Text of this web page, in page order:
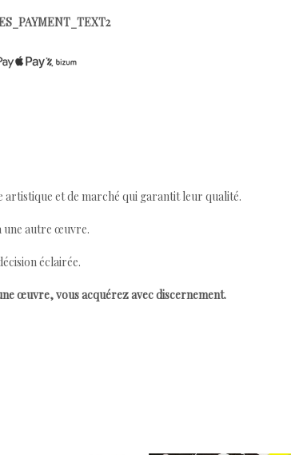
artistique et de marché qui garantit leur qualité.
autre œuvre.
éclairée.
œuvre, vous acquérez avec discernement.